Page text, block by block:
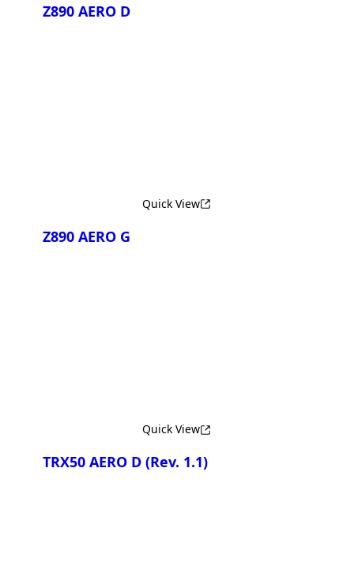
Z890 AERO D
Quick View
Z890 AERO G
Quick View
TRX50 AERO D (Rev. 1.1)